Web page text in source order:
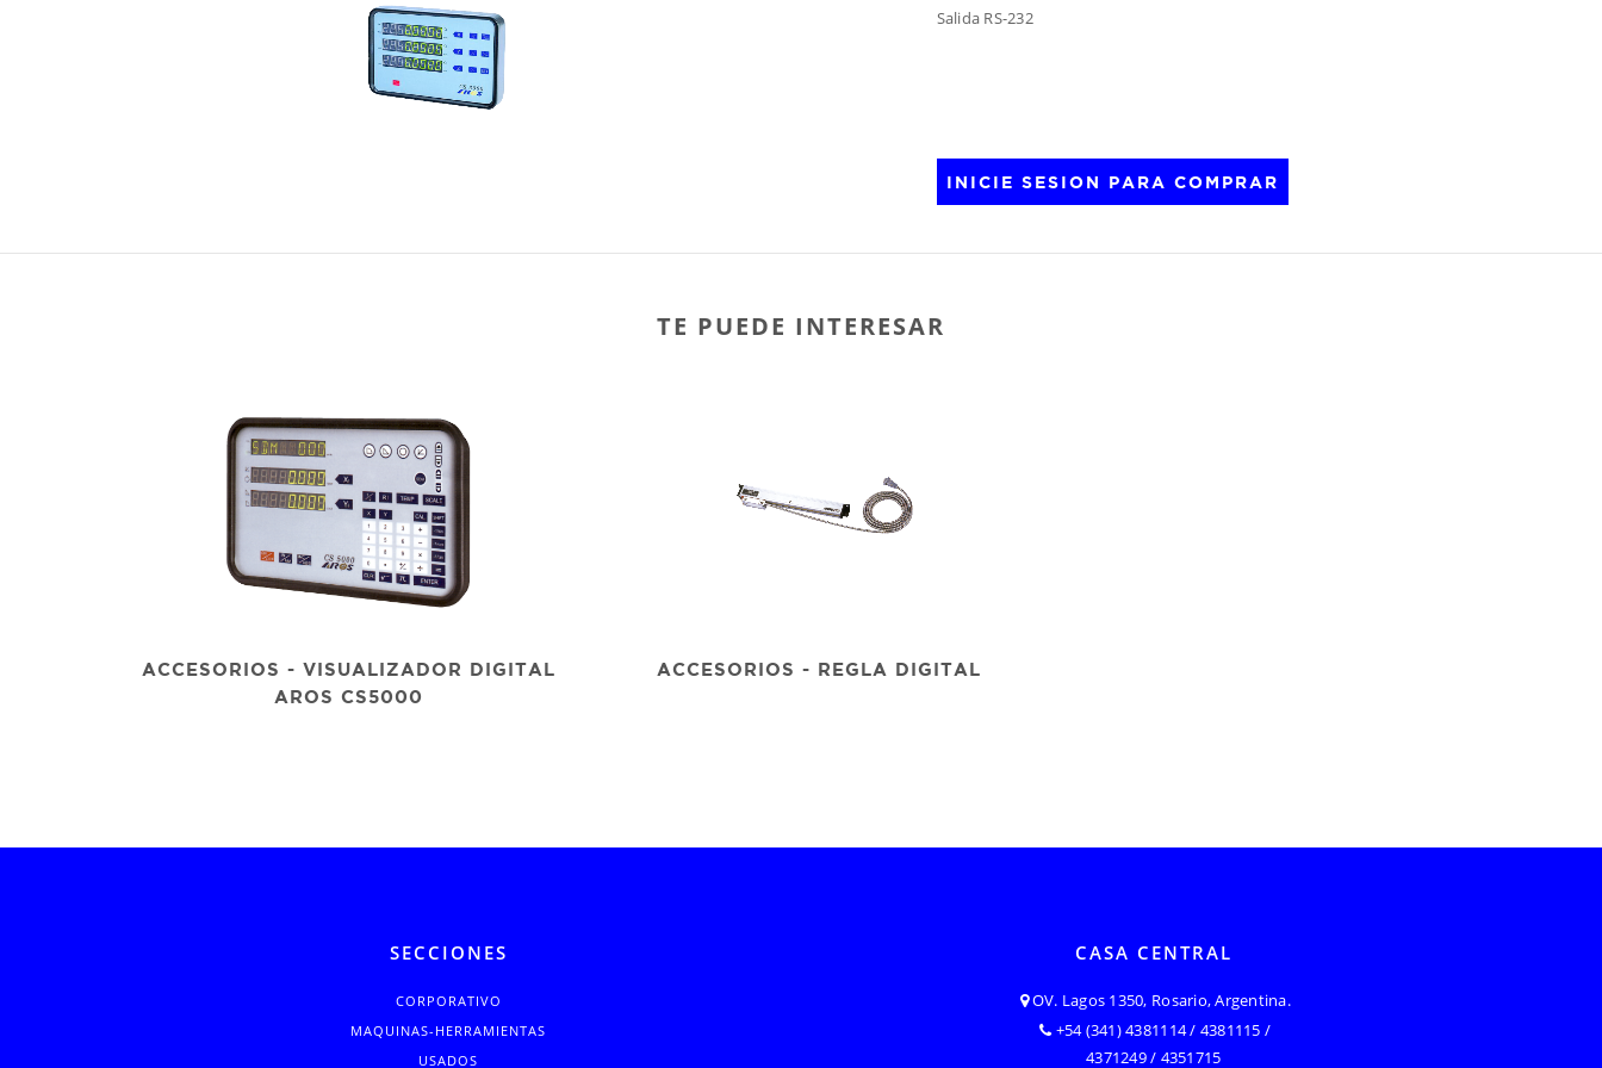
Salida RS-232
INICIE SESION PARA COMPRAR
TE PUEDE INTERESAR
ACCESORIOS - VISUALIZADOR DIGITAL
AROS CS5000
ACCESORIOS - REGLA DIGITAL
SECCIONES
CORPORATIVO
MAQUINAS-HERRAMIENTAS
USADOS
CASA CENTRAL
OV. Lagos 1350, Rosario, Argentina.
+54 (341) 4381114 / 4381115 /
4371249 / 4351715